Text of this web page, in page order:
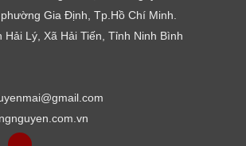
Gia Định, Tp.Hồ Chí Minh.
Hải Lý, Xã Hải Tiến, Tỉnh Ninh Bình